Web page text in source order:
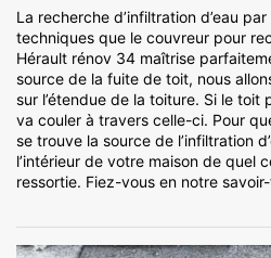
La recherche d’infiltration d’eau
techniques que le couvreur pour
Hérault rénov 34 maîtrise
source de la fuite de toit, nous
sur l’étendue de la toiture. Si le toit
va couler à travers celle-ci. Pour
se trouve la source de l’infiltration
l’intérieur de votre maison de quel
ressortie. Fiez-vous en notre